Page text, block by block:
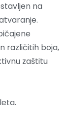
na
različitih boja,
zaštitu